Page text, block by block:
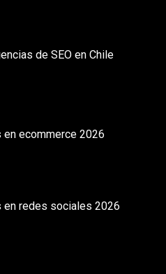
de SEO en Chile
en ecommerce 2026
en redes sociales 2026